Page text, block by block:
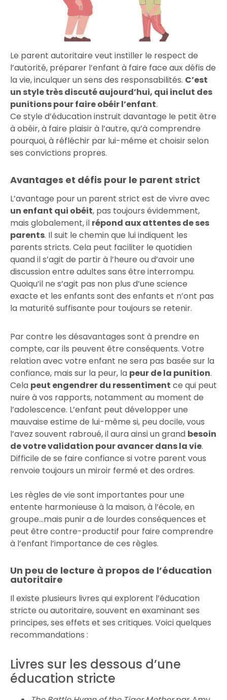
Le parent autoritaire veut instiller le respect de
l’autorité, préparer l’enfant à faire face aux défis de
la vie, inculquer un sens des responsabilités. C’est
un style très discuté aujourd’hui, qui inclut des
punitions pour faire obéir l’enfant.
Ce style d’éducation instruit davantage le petit être
à obéir, à faire plaisir à l’autre, qu’à comprendre
pourquoi, à réfléchir par lui-même et choisir selon
ses convictions propres.
Avantages et défis pour le parent strict
L’avantage pour un parent strict est de vivre avec
un enfant qui obéit, pas toujours évidemment,
mais globalement, il répond aux attentes de ses
parents. Il suit le chemin que lui indiquent les
parents stricts. Cela peut faciliter le quotidien
quand il s’agit de partir à l’heure ou d’avoir une
discussion entre adultes sans être interrompu.
Quoiqu’il ne s’agit pas non plus d’une science
exacte et les enfants sont des enfants et n’ont pas
la maturité suffisante pour toujours se retenir.
Par contre les désavantages sont à prendre en
compte, car ils peuvent être conséquents. Votre
relation avec votre enfant ne sera pas basée sur la
confiance, mais sur la peur, la peur de la punition.
Cela peut engendrer du ressentiment ce qui peut
nuire à vos rapports, notamment au moment de
l’adolescence. L’enfant peut développer une
mauvaise estime de lui-même si, peu docile, vous
l’avez souvent rabroué, il aura ainsi un grand besoin
de votre validation pour avancer dans la vie.
Difficile de se faire confiance si votre parent vous
renvoie toujours un miroir fermé et des ordres.
Les règles de vie sont importantes pour une
entente harmonieuse à la maison, à l’école, en
groupe…mais punir a de lourdes conséquences et
peut être contre-productif pour faire comprendre
à l’enfant l’importance de ces règles.
Un peu de lecture à propos de l’éducation
autoritaire
Il existe plusieurs livres qui explorent l’éducation
stricte ou autoritaire, souvent en examinant ses
principes, ses effets et ses critiques. Voici quelques
recommandations :
Livres sur les dessous d’une
éducation stricte